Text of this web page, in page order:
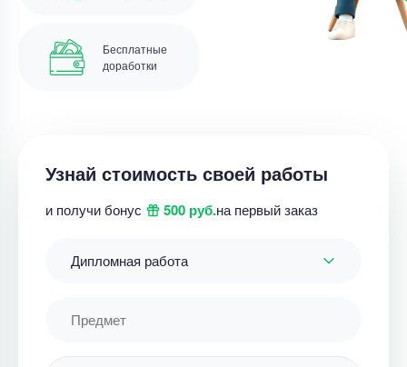
Бесплатные
доработки
Узнай стоимость своей работы
и получи бонус 500 руб.на первый заказ
Дипломная работа